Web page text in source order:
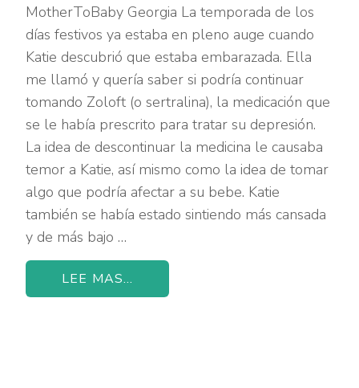
MotherToBaby Georgia La temporada de los
días festivos ya estaba en pleno auge cuando
Katie descubrió que estaba embarazada. Ella
me llamó y quería saber si podría continuar
tomando Zoloft (o sertralina), la medicación que
se le había prescrito para tratar su depresión.
La idea de descontinuar la medicina le causaba
temor a Katie, así mismo como la idea de tomar
algo que podría afectar a su bebe. Katie
también se había estado sintiendo más cansada
y de más bajo …
LEE MAS...